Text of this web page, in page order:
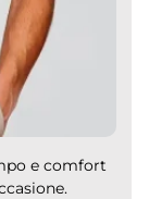
e comfort